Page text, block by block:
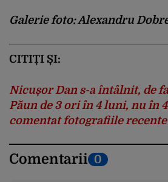
Galerie foto: Alexandru
CITIȚI ȘI:
Nicușor Dan s-a întâlnit, de
Păun de 3 ori în 4 luni, nu în
comentat fotografiile recente
Comentarii 0